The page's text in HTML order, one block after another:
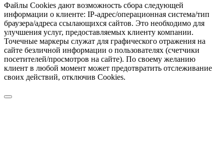
Файлы Cookies дают возможность сбора следующей
информации о клиенте: IP-адрес/операционная система/тип
браузера/адреса ссылающихся сайтов. Это необходимо для
улучшения услуг, предоставляемых клиенту компании.
Точечные маркеры служат для графического отражения на
сайте безличной информации о пользователях (счетчики
посетителей/просмотров на сайте). По своему желанию
клиент в любой момент может предотвратить отслеживание
своих действий, отключив Cookies.